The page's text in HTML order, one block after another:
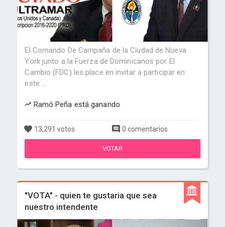
El Comando De Campaña de la Ciudad de Nueva
York junto a la Fuerza de Dominicanos por El
Cambio (FDC) les place en invitar a participar en
este ...
Ramó Peña está ganando
13,291 votos 0 comentarios
VOTAR
"VOTA" - quien te gustaria que sea
nuestro intendente